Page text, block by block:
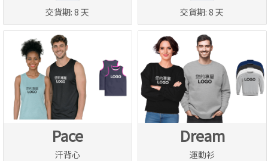
交貨期: 8 天 交貨期: 8 天
Pace
汗背心
Dream
運動衫